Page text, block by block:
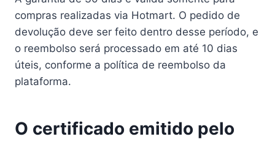
compras realizadas via Hotmart. O pedido de
devolução deve ser feito dentro desse período, e
o reembolso será processado em até 10 dias
úteis, conforme a política de reembolso da
plataforma.
O certificado emitido pelo